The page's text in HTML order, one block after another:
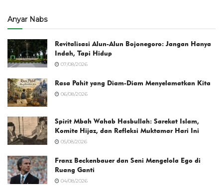
Anyar Nabs
Revitalisasi Alun-Alun Bojonegoro: Jangan Hanya
Indah, Tapi Hidup
07/08/2026
Rasa Pahit yang Diam-Diam Menyelamatkan Kita
06/08/2026
Spirit Mbah Wahab Hasbullah: Sarekat Islam,
Komite Hijaz, dan Refleksi Muktamar Hari Ini
05/08/2026
Franz Beckenbauer dan Seni Mengelola Ego di
Ruang Ganti
04/08/2026